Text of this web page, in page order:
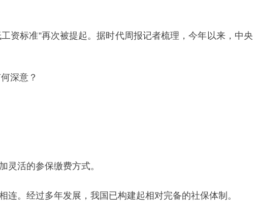
资标准”再次被提起。据时代周报记者梳理，今年以来，中央
深意？
灵活的参保缴费方式。
。经过多年发展，我国已构建起相对完备的社保体制。